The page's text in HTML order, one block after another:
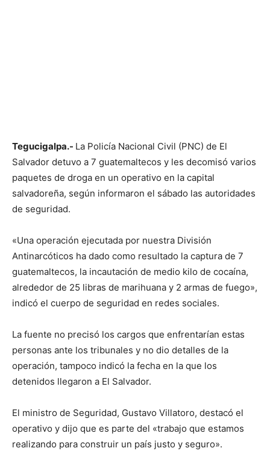
Tegucigalpa.- La Policía Nacional Civil (PNC) de El
Salvador detuvo a 7 guatemaltecos y les decomisó varios
paquetes de droga en un operativo en la capital
salvadoreña, según informaron el sábado las autoridades
de seguridad.
«Una operación ejecutada por nuestra División
Antinarcóticos ha dado como resultado la captura de 7
guatemaltecos, la incautación de medio kilo de cocaína,
alrededor de 25 libras de marihuana y 2 armas de fuego»,
indicó el cuerpo de seguridad en redes sociales.
La fuente no precisó los cargos que enfrentarían estas
personas ante los tribunales y no dio detalles de la
operación, tampoco indicó la fecha en la que los
detenidos llegaron a El Salvador.
El ministro de Seguridad, Gustavo Villatoro, destacó el
operativo y dijo que es parte del «trabajo que estamos
realizando para construir un país justo y seguro».